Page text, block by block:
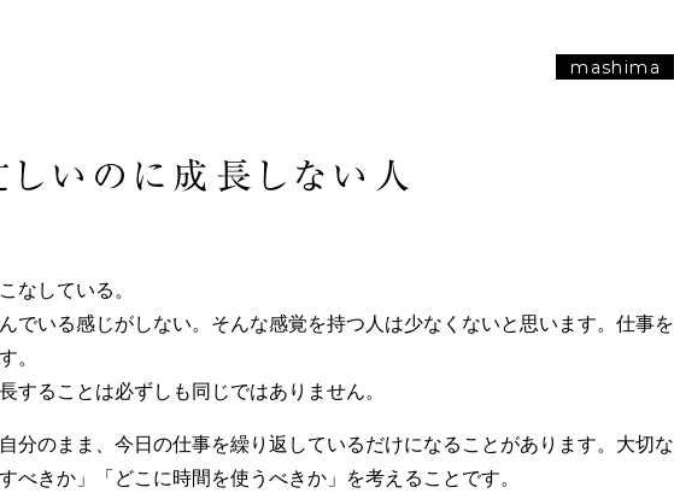
mashima
しいのに成長しない人
なしている。
でいる感じがしない。そんな感覚を持つ人は少なくないと思います。仕事を
。
することは必ずしも同じではありません。
分のまま、今日の仕事を繰り返しているだけになることがあります。大切な
べきか」「どこに時間を使うべきか」を考えることです。